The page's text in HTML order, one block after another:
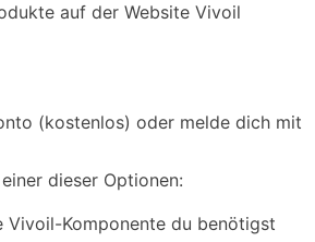
auf der Website Vivoil
(kostenlos) oder melde dich mit
dieser Optionen:
Komponente du benötigst